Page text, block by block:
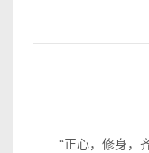
“正心，修身，齐